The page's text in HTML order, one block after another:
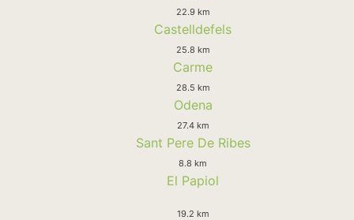
22.9 km
Castelldefels
25.8 km
Carme
28.5 km
Odena
27.4 km
Sant Pere De Ribes
8.8 km
El Papiol
19.2 km